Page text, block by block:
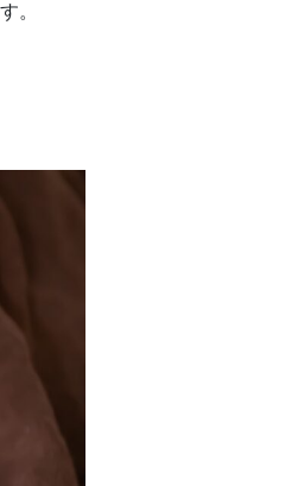
。